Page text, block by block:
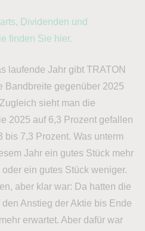
Dividenden und
finden Sie hier.
laufende Jahr gibt TRATON
Bandbreite gegenüber 2025
sieht man die
2025 auf 6,3 Prozent gefallen
bis 7,3 Prozent. Was unterm
Jahr ein gutes Stück mehr
ein gutes Stück weniger.
aber klar war: Da hatten die
Anstieg der Aktie bis Ende
erwartet. Aber dafür war